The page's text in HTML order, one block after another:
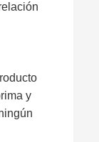
y